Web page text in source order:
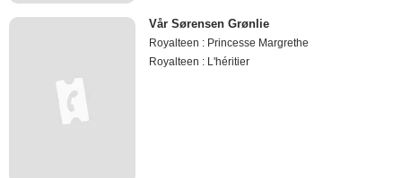
Vår Sørensen Grønlie
Royalteen : Princesse Margrethe
Royalteen : L'héritier